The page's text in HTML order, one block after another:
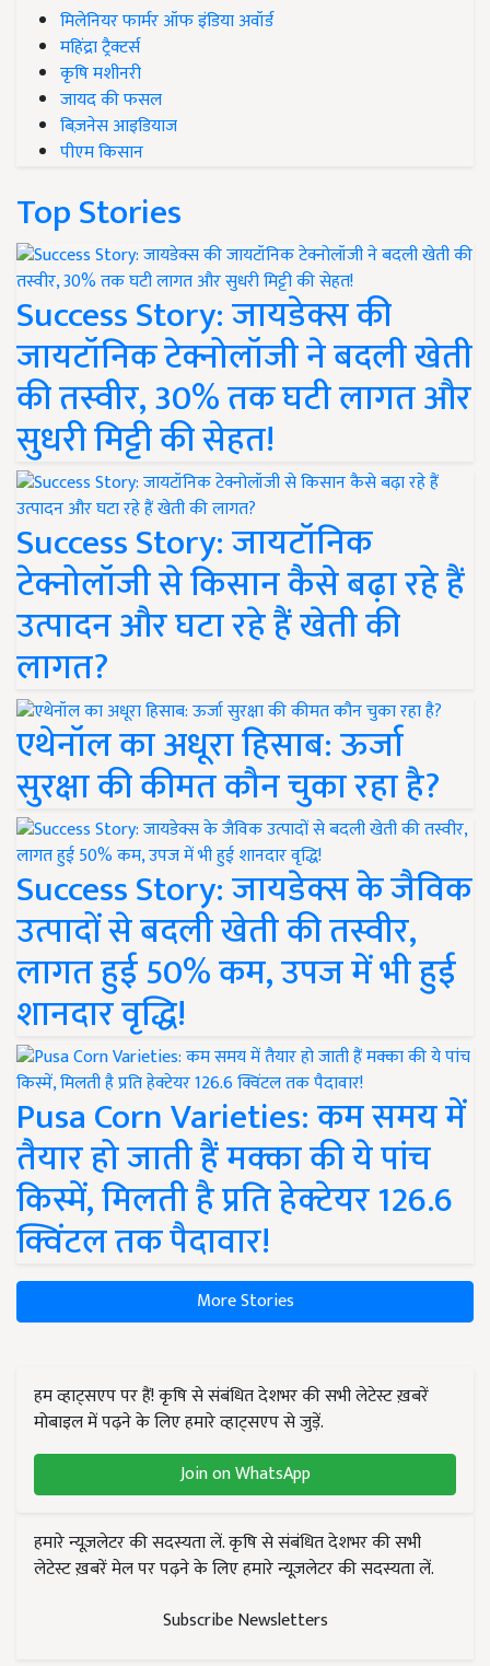
मिलेनियर फार्मर ऑफ इंडिया अवॉर्ड
महिंद्रा ट्रैक्टर्स
कृषि मशीनरी
जायद की फसल
बिज़नेस आइडियाज
पीएम किसान
Top Stories
Success Story: जायडेक्स की
जायटॉनिक टेक्नोलॉजी ने बदली खेती
की तस्वीर, 30% तक घटी लागत और
सुधरी मिट्टी की सेहत!
Success Story: जायटॉनिक
टेक्नोलॉजी से किसान कैसे बढ़ा रहे हैं
उत्पादन और घटा रहे हैं खेती की
लागत?
एथेनॉल का अधूरा हिसाब: ऊर्जा
सुरक्षा की कीमत कौन चुका रहा है?
Success Story: जायडेक्स के जैविक
उत्पादों से बदली खेती की तस्वीर,
लागत हुई 50% कम, उपज में भी हुई
शानदार वृद्धि!
Pusa Corn Varieties: कम समय में
तैयार हो जाती हैं मक्का की ये पांच
किस्में, मिलती है प्रति हेक्टेयर 126.6
क्विंटल तक पैदावार!
More Stories
हम व्हाट्सएप पर हैं! कृषि से संबंधित देशभर की सभी लेटेस्ट ख़बरें
मोबाइल में पढ़ने के लिए हमारे व्हाट्सएप से जुड़ें.
Join on WhatsApp
हमारे न्यूज़लेटर की सदस्यता लें. कृषि से संबंधित देशभर की सभी
लेटेस्ट ख़बरें मेल पर पढ़ने के लिए हमारे न्यूज़लेटर की सदस्यता लें.
Subscribe Newsletters